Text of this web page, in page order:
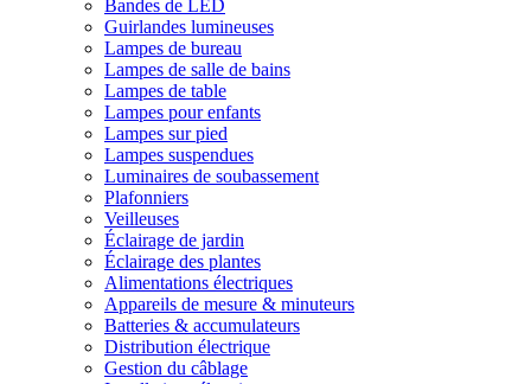
Bandes de LED
Guirlandes lumineuses
Lampes de bureau
Lampes de salle de bains
Lampes de table
Lampes pour enfants
Lampes sur pied
Lampes suspendues
Luminaires de soubassement
Plafonniers
Veilleuses
Éclairage de jardin
Éclairage des plantes
Alimentations électriques
Appareils de mesure & minuteurs
Batteries & accumulateurs
Distribution électrique
Gestion du câblage